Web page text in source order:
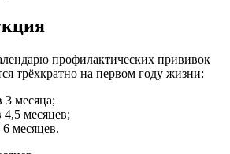
профилактических прививок
трёхкратно на первом году жизни:
3 месяца;
месяцев;
месяцев.